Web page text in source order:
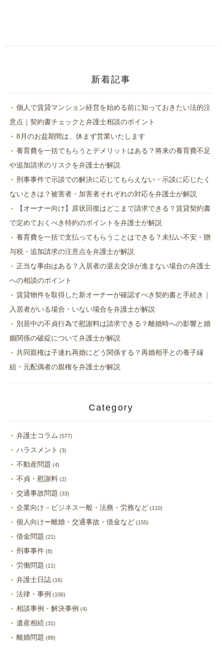
開 し
開
ま
す)
新着記事
個人で賃貸マンション経営を始める前に知っておきたい法的注
意点｜契約書チェックと弁護士相談のポイント
8月のお盆期間は、休まず営業いたします
養育費を一括でもらうとデメリットはある？将来の養育費不足
や追加請求のリスクを弁護士が解説
刑事事件で示談での解決に応じてもらえない・示談に応じたく
ないときは？被害者・加害者それぞれの対応を弁護士が解説
【オーナー向け】原状回復はどこまで請求できる？賃貸契約書
で定めておくべき特約のポイントを弁護士が解説
養育費を一括で支払ってもらうことはできる？未払い不安・贈
与税・追加請求の注意点を弁護士が解説
正当な事由はある？入居者の退去交渉が進まない場合の弁護士
への相談のポイント
賃貸物件を取得した新オーナーが確認すべき契約書と手続き｜
入居者がいる場合・いない場合を弁護士が解説
別居中の不貞行為で慰謝料は請求できる？離婚時への影響と婚
姻関係の破綻について弁護士が解説
共同親権は子連れ再婚にどう関係する？再婚相手との養子縁
組・元配偶者の親権を弁護士が解説
Category
弁護士コラム (577)
ハラスメント (3)
不動産問題 (4)
不貞・慰謝料(2)
交通事故問題 (33)
企業向け－ビジネス一般・法務・労務など(110)
個人向けー離婚・交通事故・借金など(155)
借金問題 (21)
刑事事件(8)
労働問題 (11)
弁護士日誌(16)
法律・事例 (106)
相談事例・解決事例 (4)
遺産相続(31)
離婚問題 (89)